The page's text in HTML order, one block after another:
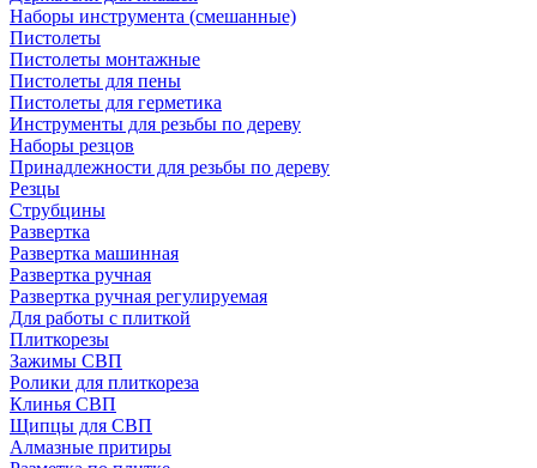
Наборы инструмента (смешанные)
Пистолеты
Пистолеты монтажные
Пистолеты для пены
Пистолеты для герметика
Инструменты для резьбы по дереву
Наборы резцов
Принадлежности для резьбы по дереву
Резцы
Струбцины
Развертка
Развертка машинная
Развертка ручная
Развертка ручная регулируемая
Для работы с плиткой
Плиткорезы
Зажимы СВП
Ролики для плиткореза
Клинья СВП
Щипцы для СВП
Алмазные притиры